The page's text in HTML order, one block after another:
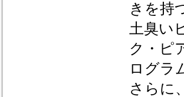
きを持
土臭い
ク・ピ
ログラ
さらに